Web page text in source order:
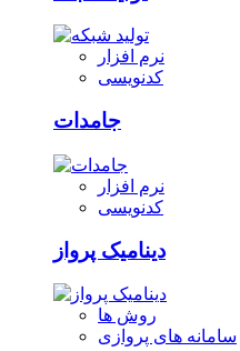
نرم افزار
کدنویسی
جامدات
نرم افزار
کدنویسی
دینامیک پرواز
روش ها
سامانه های پروازی